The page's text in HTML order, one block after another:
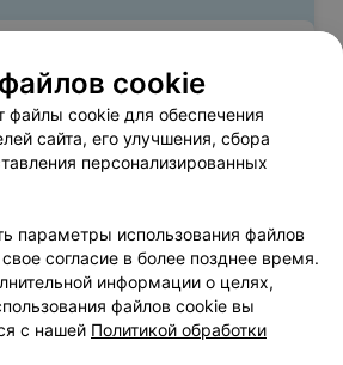
в районе Фрунзенский в
района в Минске
cookie
файлы cookie для обеспечения
сайта, его улучшения, сбора
персонализированных
параметры использования файлов
согласие в более позднее время.
информации о целях,
файлов cookie вы
с нашей Политикой обработки